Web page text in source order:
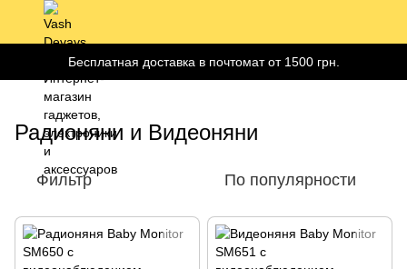
Бесплатная доставка в почтомат от 1500 грн.
Радионяни и Видеоняни
Фильтр По популярности